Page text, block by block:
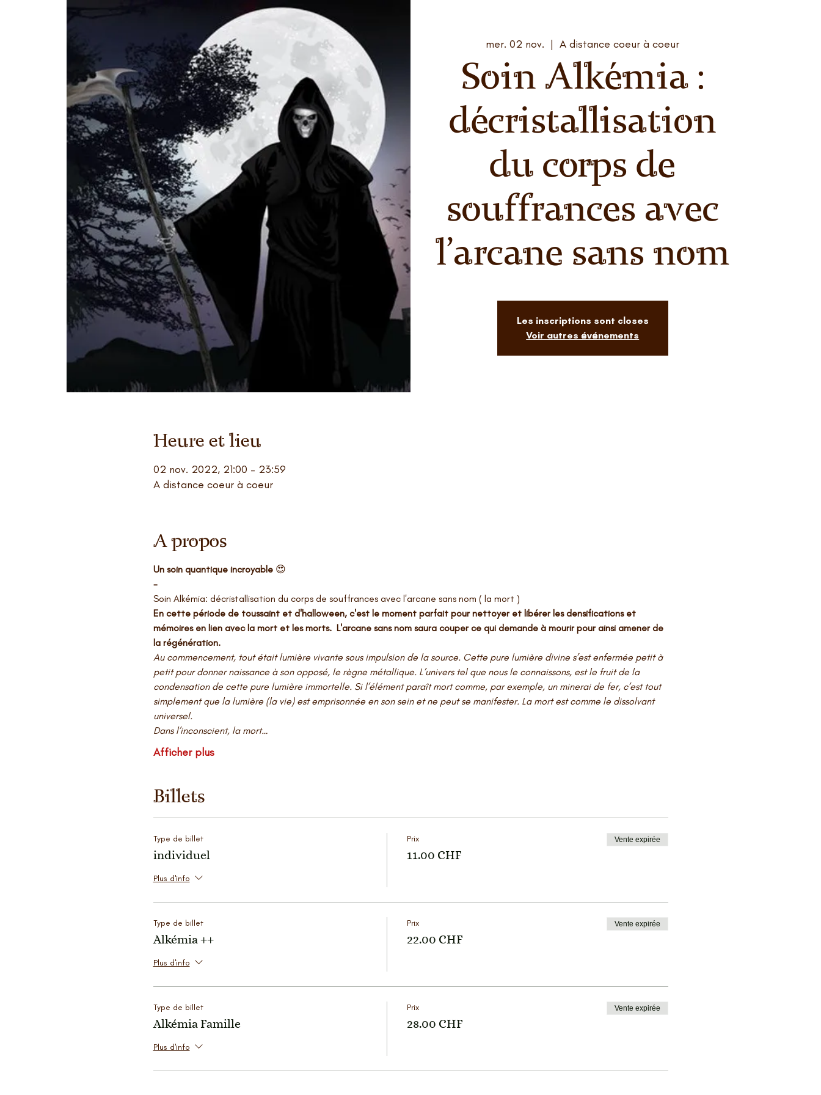
mer. 02 nov.
  |
A distance coeur à coeur
Soin Alkémia :
décristallisation
du corps de
souffrances avec
l'arcane sans nom
Les inscriptions sont closes
Voir autres événements
Heure et lieu
02 nov. 2022, 21:00 – 23:59
A distance coeur à coeur
A propos
Un soin quantique incroyable 😍
-
Soin Alkémia: décristallisation du corps de souffrances avec l'arcane sans nom ( la mort )
En cette période de toussaint et d'halloween, c'est le moment parfait pour nettoyer et libérer les densifications et
mémoires en lien avec la mort et les morts.  L'arcane sans nom saura couper ce qui demande à mourir pour ainsi amener de
la régénération.
Au commencement, tout était lumière vivante sous impulsion de la source. Cette pure lumière divine s’est enfermée petit à
petit pour donner naissance à son opposé, le règne métallique. L’univers tel que nous le connaissons, est le fruit de la
condensation de cette pure lumière immortelle. Si l’élément paraît mort comme, par exemple, un minerai de fer, c’est tout
simplement que la lumière (la vie) est emprisonnée en son sein et ne peut se manifester. La mort est comme le dissolvant
universel.
Dans l’inconscient, la mort…
Afficher plus
Billets
Type de billet
individuel
Plus d'info
Prix
11.00 CHF
Vente expirée
Type de billet
Alkémia ++
Plus d'info
Prix
22.00 CHF
Vente expirée
Type de billet
Alkémia Famille
Plus d'info
Prix
28.00 CHF
Vente expirée